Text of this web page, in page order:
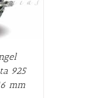
925
mm